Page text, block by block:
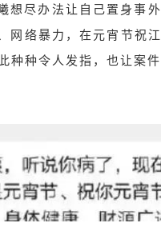
想尽办法让自己置身事
网络暴力，在元宵节祝
种种令人发指，也让案